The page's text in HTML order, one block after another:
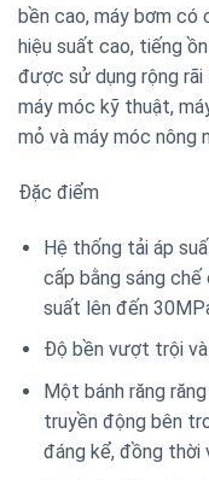
bền cao, máy bơm có
hiệu suất cao, tiếng
được sử dụng rộng
máy móc kỹ thuật,
mỏ và máy móc nông
Đặc điểm
Hệ thống tải áp
cấp bằng sáng
suất lên đến
Độ bền vượt trội
Một bánh răng
truyền động bên
đáng kể, đồng thời